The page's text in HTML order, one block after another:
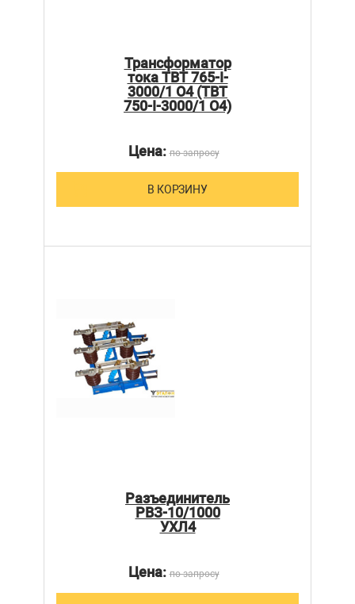
Трансформатор
тока ТВТ 765-I-
3000/1 О4 (ТВТ
750-I-3000/1 О4)
Цена:по запросу
В КОРЗИНУ
Разъединитель
РВЗ-10/1000
УХЛ4
Цена:по запросу